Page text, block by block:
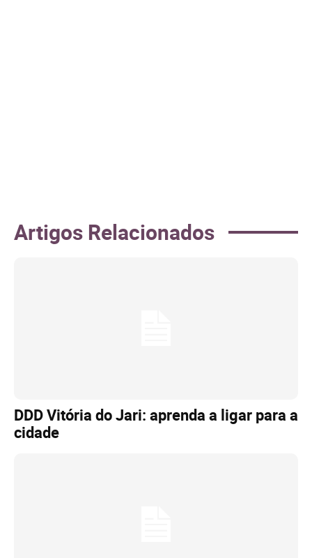
Artigos Relacionados
DDD Vitória do Jari: aprenda a ligar para a
cidade